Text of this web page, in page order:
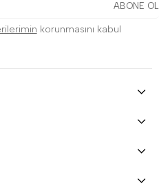
ABONE OL
korunmasını kabul